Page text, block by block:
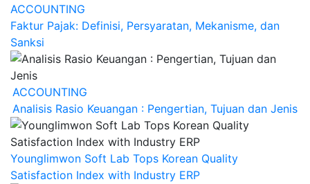
ACCOUNTING
Faktur Pajak: Definisi, Persyaratan, Mekanisme, dan
Sanksi
ACCOUNTING
Analisis Rasio Keuangan : Pengertian, Tujuan dan Jenis
Younglimwon Soft Lab Tops Korean Quality
Satisfaction Index with Industry ERP